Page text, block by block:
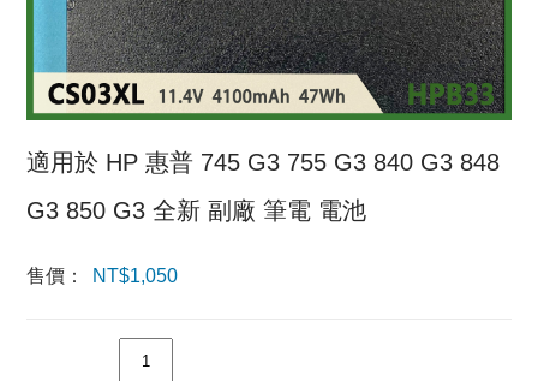
適用於 HP 惠普 745 G3 755 G3 840 G3 848
G3 850 G3 全新 副廠 筆電 電池
售價： NT$1,050